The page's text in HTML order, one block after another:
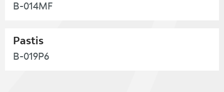
B-014MF
Pastis
B-019P6